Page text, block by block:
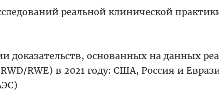
реальной клинической
доказательств, основанных на данных
RWE) в 2021 году: США, Россия и